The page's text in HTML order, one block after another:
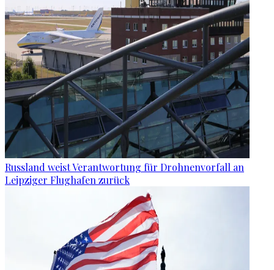
Russland weist Verantwortung für Drohnenvorfall an
Leipziger Flughafen zurück